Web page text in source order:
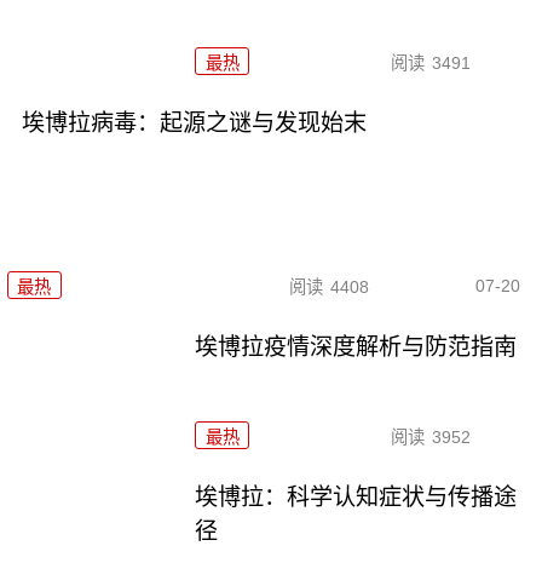
最热 阅读 3491
埃博拉病毒：起源之谜与发现始末
最热 阅读 4408 07-20
埃博拉疫情深度解析与防范指南
最热 阅读 3952
埃博拉：科学认知症状与传播途
径